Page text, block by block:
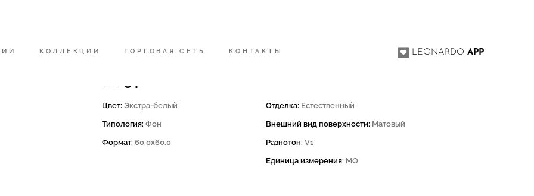
КОЛЛЕКЦИИ ТОРГОВАЯ СЕТЬ КОНТАКТЫ LEONARDOAPP
00234
Цвет: Экстра-белый
Типология: Фон
Формат: 60.0x60.0
Отделка: Естественный
Внешний вид поверхности: Матовый
Разнотон: V1
Единица измерения: MQ